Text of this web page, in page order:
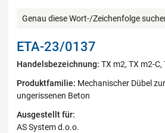
Genau diese Wort-/Zeichenfolge
ETA-23/0137
Handelsbezeichnung: TX m2, TX m2-C,
Produktfamilie: Mechanischer Dübel
ungerissenen Beton
Ausgestellt für:
AS System d.o.o.